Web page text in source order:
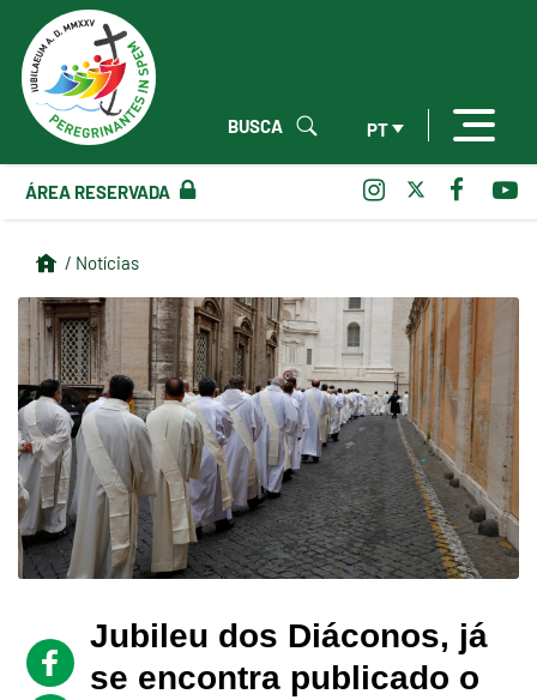
PT
BUSCA
ÁREA RESERVADA
/ Notícias
Jubileu dos Diáconos, já
se encontra publicado o